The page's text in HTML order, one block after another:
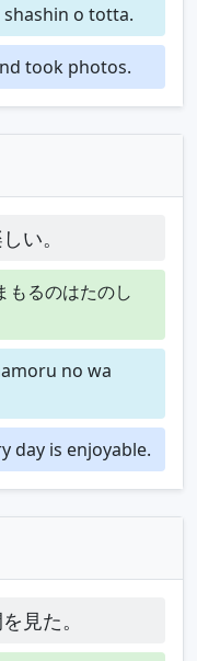
o totta.
took photos.
い。
もるのはたのし
no wa
day is enjoyable.
見た。